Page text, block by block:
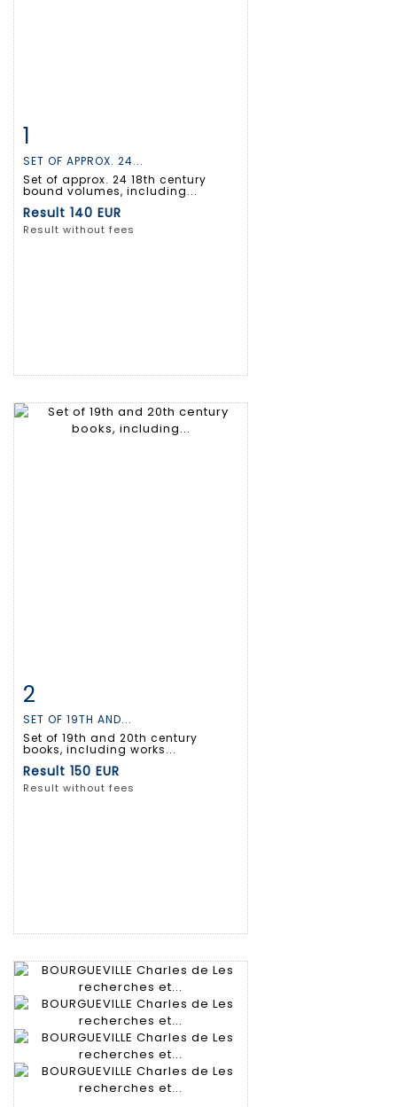
1
SET OF APPROX. 24...
Set of approx. 24 18th century
bound volumes, including...
Result 140 EUR
Result without fees
2
SET OF 19TH AND...
Set of 19th and 20th century
books, including works...
Result 150 EUR
Result without fees